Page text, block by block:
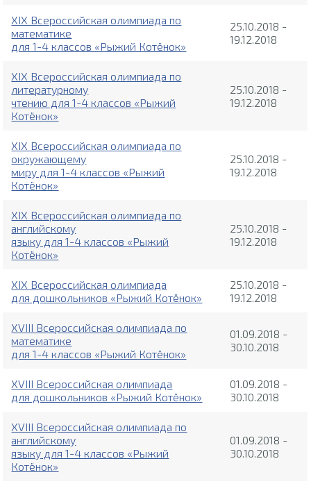
XIX Всероссийская олимпиада по
математике
для 1-4 классов «Рыжий Котёнок»
25.10.2018 -
19.12.2018
XIX Всероссийская олимпиада по
литературному
чтению для 1-4 классов «Рыжий
Котёнок»
25.10.2018 -
19.12.2018
XIX Всероссийская олимпиада по
окружающему
миру для 1-4 классов «Рыжий
Котёнок»
25.10.2018 -
19.12.2018
XIX Всероссийская олимпиада по
английскому
языку для 1-4 классов «Рыжий
Котёнок»
25.10.2018 -
19.12.2018
XIX Всероссийская олимпиада
для дошкольников «Рыжий Котёнок»
25.10.2018 -
19.12.2018
XVIII Всероссийская олимпиада по
математике
для 1-4 классов «Рыжий Котёнок»
01.09.2018 -
30.10.2018
XVIII Всероссийская олимпиада
для дошкольников «Рыжий Котёнок»
01.09.2018 -
30.10.2018
XVIII Всероссийская олимпиада по
английскому
языку для 1-4 классов «Рыжий
Котёнок»
01.09.2018 -
30.10.2018